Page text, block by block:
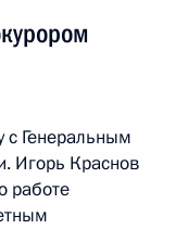
с Генеральным
Игорь Краснов
работе